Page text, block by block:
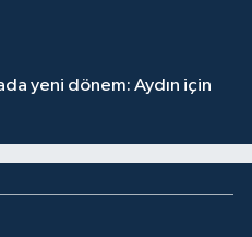
yeni dönem: Aydın için